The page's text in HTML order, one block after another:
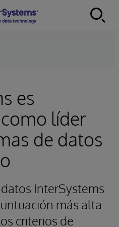
es
líder
de datos
InterSystems
más alta
criterios de